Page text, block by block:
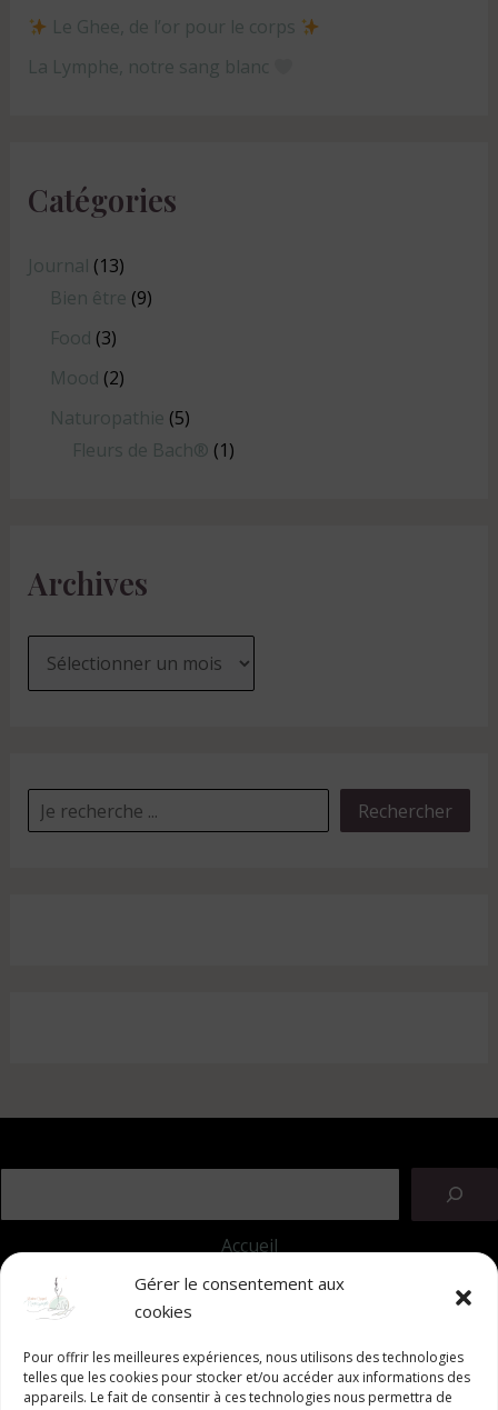
Gérer le consentement aux
cookies
Pour offrir les meilleures expériences, nous utilisons des technologies
telles que les cookies pour stocker et/ou accéder aux informations des
appareils. Le fait de consentir à ces technologies nous permettra de
Le Ghee, de l’or pour le corps
La Lymphe, notre sang blanc
Catégories
Journal (13)
Bien être (9)
Food (3)
Mood (2)
Naturopathie (5)
Fleurs de Bach® (1)
Archives
Rechercher
Accueil
A propos
Prestations & Tarifs
Contact
Articles